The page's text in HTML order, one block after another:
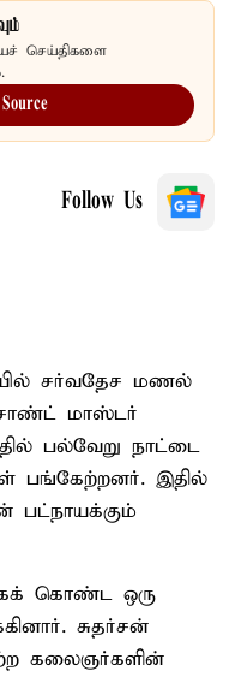
செய்திகளை
Follow Us
சர்வதேச மணல்
மாஸ்டர்
பல்வேறு நாட்டை
பங்கேற்றனர். இதில்
கொண்ட ஒரு
சுதர்சன்
கலைஞர்களின்